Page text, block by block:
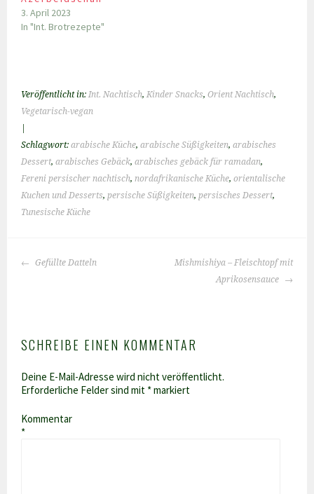
3. April 2023
In "Int. Brotrezepte"
Veröffentlicht in:Int. Nachtisch,Kinder Snacks,Orient Nachtisch,
Vegetarisch-vegan
Schlagwort:arabische Küche,arabische Süßigkeiten,arabisches
Dessert,arabisches Gebäck,arabisches gebäck für ramadan,
Fereni persischer nachtisch,nordafrikanische Küche,orientalische
Kuchen und Desserts,persische Süßigkeiten,persisches Dessert,
Tunesische Küche
BEITRAGS-
Gefüllte Datteln
Mishmishiya – Fleischtopf mit
Aprikosensauce
SCHREIBE EINEN KOMMENTAR
Deine E-Mail-Adresse wird nicht veröffentlicht.
Erforderliche Felder sind mit *markiert
Kommentar
*